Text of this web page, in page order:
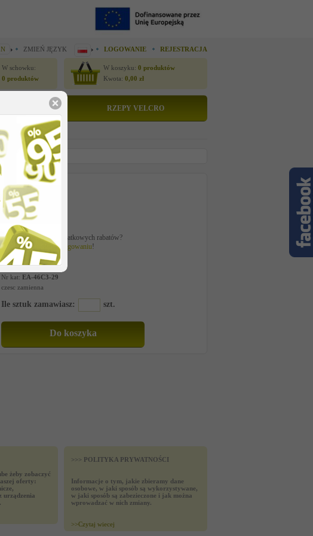
ZMIEŃ JĘZYK LOGOWANIE REJESTRACJA
W schowku:
0 produktów
W koszyku: 0 produktów
Kwota: 0,00 zł
RZEPY VELCRO
Cena netto
279,66 zł
Chcesz korzystać z dodatkowych rabatów?
Najlepszeceny pozalogowaniu!
Nr kat: EA-46C3-29
czesc zamienna
Ile sztuk zamawiasz: szt.
żeby zobaczyć
oferty:
urządzenia
>>> POLITYKA PRYWATNOŚCI
Informacje o tym, jakie zbieramy dane
osobowe, w jaki sposób są wykorzystywane,
w jaki sposób są zabezieczone i jak można
wprowadzać w nich zmiany.
>>Czytaj wiecej